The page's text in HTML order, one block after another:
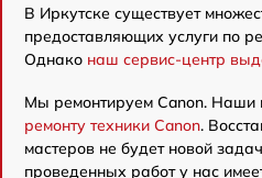
В Иркутске существует
предоставляющих услуги по
Однако наш сервис-центр
Мы ремонтируем Canon. Наши
ремонту техники Canon.
мастеров не будет новой
проведенных работ у нас